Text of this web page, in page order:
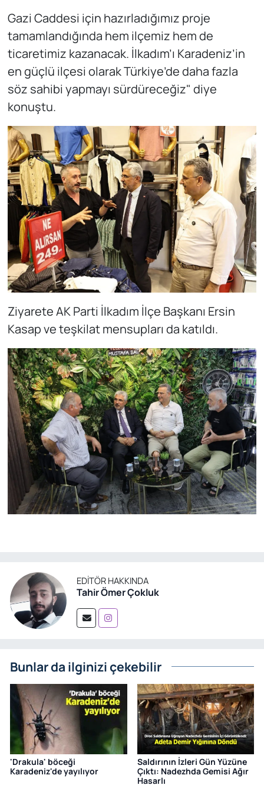
Gazi Caddesi için hazırladığımız proje
tamamlandığında hem ilçemiz hem de
ticaretimiz kazanacak. İlkadım’ı Karadeniz’in
en güçlü ilçesi olarak Türkiye’de daha fazla
söz sahibi yapmayı sürdüreceğiz" diye
konuştu.
Ziyarete AK Parti İlkadım İlçe Başkanı Ersin
Kasap ve teşkilat mensupları da katıldı.
EDITÖR HAKKINDA
Tahir Ömer Çokluk
Bunlar da ilginizi çekebilir
'Drakula' böceği
Karadeniz'de yayılıyor
Saldırının İzleri Gün Yüzüne
Çıktı: Nadezhda Gemisi Ağır
Hasarlı